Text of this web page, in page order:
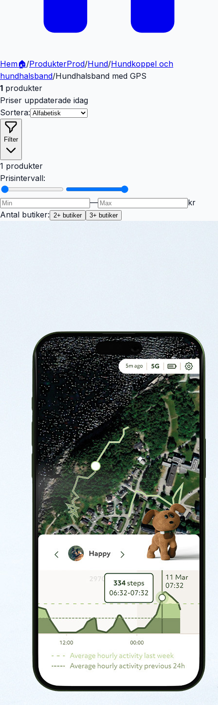
Hem🏠/ProdukterProd/Hund/Hundkoppel och
hundhalsband/Hundhalsband med GPS
1 produkter
Priser uppdaterade idag
Sortera:
Filter
1 produkter
Prisintervall:
—
kr
Antal butiker: 2+ butiker 3+ butiker